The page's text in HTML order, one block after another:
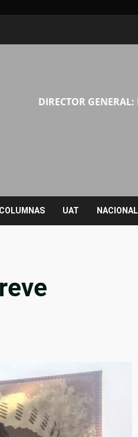
DIRECTOR
COLUMNAS UAT NACIONAL